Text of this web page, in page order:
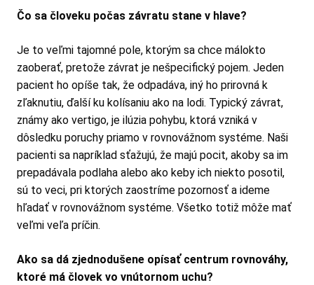
Čo sa človeku počas závratu stane v hlave?
Je to veľmi tajomné pole, ktorým sa chce málokto
zaoberať, pretože závrat je nešpecifický pojem. Jeden
pacient ho opíše tak, že odpadáva, iný ho prirovná k
zľaknutiu, ďalší ku kolísaniu ako na lodi. Typický závrat,
známy ako vertigo, je ilúzia pohybu, ktorá vzniká v
dôsledku poruchy priamo v rovnovážnom systéme. Naši
pacienti sa napríklad sťažujú, že majú pocit, akoby sa im
prepadávala podlaha alebo ako keby ich niekto posotil,
sú to veci, pri ktorých zaostríme pozornosť a ideme
hľadať v rovnovážnom systéme. Všetko totiž môže mať
veľmi veľa príčin.
Ako sa dá zjednodušene opísať centrum rovnováhy,
ktoré má človek vo vnútornom uchu?